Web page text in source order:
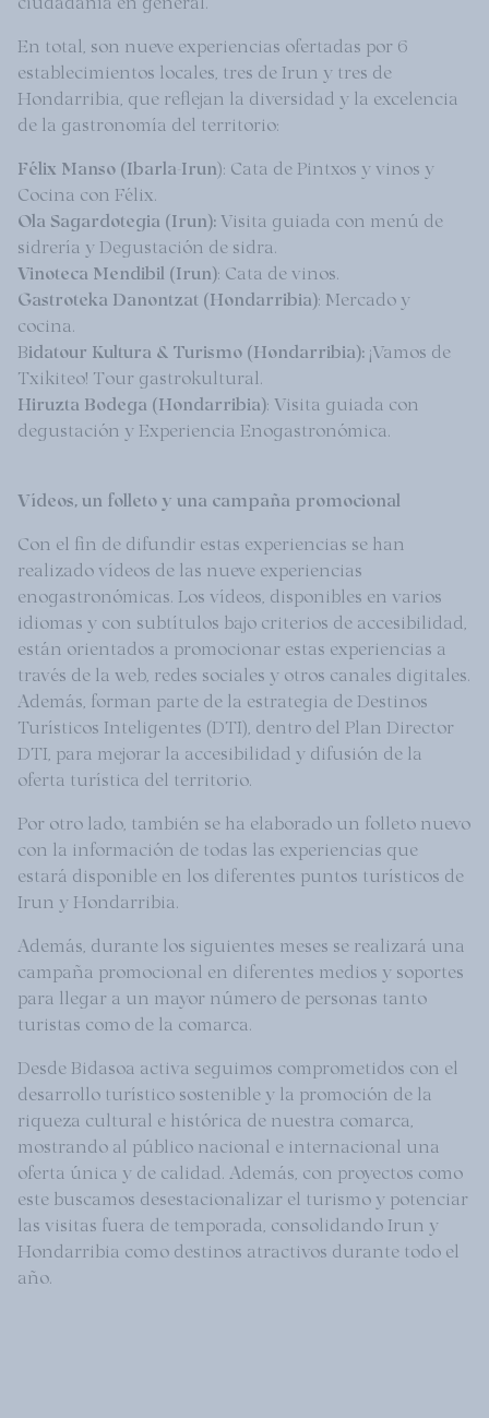
En total, son nueve experiencias ofertadas por 6
establecimientos locales, tres de Irun y tres de
Hondarribia, que reflejan la diversidad y la excelencia
de la gastronomía del territorio:
Félix Manso (Ibarla-Irun): Cata de Pintxos y vinos y
Cocina con Félix.
Ola Sagardotegia (Irun): Visita guiada con menú de
sidrería y Degustación de sidra.
Vinoteca Mendibil (Irun): Cata de vinos.
Gastroteka Danontzat (Hondarribia): Mercado y
cocina.
Bidatour Kultura & Turismo (Hondarribia): ¡Vamos de
Txikiteo! Tour gastrokultural.
Hiruzta Bodega (Hondarribia): Visita guiada con
degustación y Experiencia Enogastronómica.
Vídeos, un folleto y una campaña promocional
Con el fin de difundir estas experiencias se han
realizado vídeos de las nueve experiencias
enogastronómicas. Los vídeos, disponibles en varios
idiomas y con subtítulos bajo criterios de accesibilidad,
están orientados a promocionar estas experiencias a
través de la web, redes sociales y otros canales digitales.
Además, forman parte de la estrategia de Destinos
Turísticos Inteligentes (DTI), dentro del Plan Director
DTI, para mejorar la accesibilidad y difusión de la
oferta turística del territorio.
Por otro lado, también se ha elaborado un folleto nuevo
con la información de todas las experiencias que
estará disponible en los diferentes puntos turísticos de
Irun y Hondarribia.
Además, durante los siguientes meses se realizará una
campaña promocional en diferentes medios y soportes
para llegar a un mayor número de personas tanto
turistas como de la comarca.
Desde Bidasoa activa seguimos comprometidos con el
desarrollo turístico sostenible y la promoción de la
riqueza cultural e histórica de nuestra comarca,
mostrando al público nacional e internacional una
oferta única y de calidad. Además, con proyectos como
este buscamos desestacionalizar el turismo y potenciar
las visitas fuera de temporada, consolidando Irun y
Hondarribia como destinos atractivos durante todo el
año.